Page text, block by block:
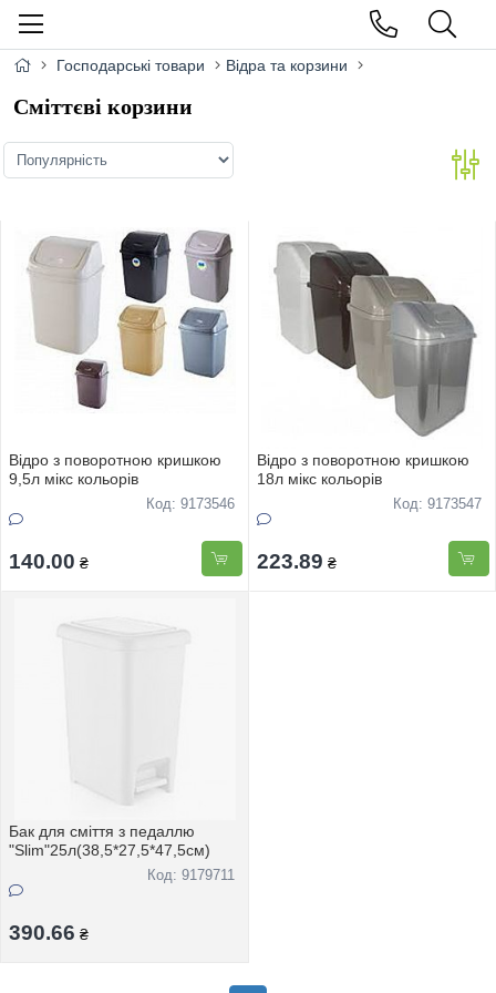
Господарські товари Відра та корзини
Сміттєві корзини
Вiдро з поворотною кришкою
9,5л мiкс кольорiв
Код: 9173546
140.00 ₴
Вiдро з поворотною кришкою
18л мiкс кольорiв
Код: 9173547
223.89 ₴
Бак для смiття з педаллю
"Slim"25л(38,5*27,5*47,5см)
Код: 9179711
390.66 ₴